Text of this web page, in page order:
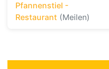
Pfannenstiel -
Restaurant (Meilen)